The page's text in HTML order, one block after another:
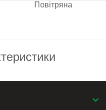
Повітряна